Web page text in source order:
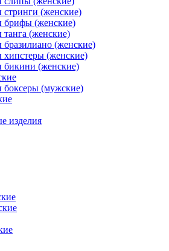
стринги (женские)
брифы (женские)
танга (женские)
бразилиано (женские)
хипстеры (женские)
бикини (женские)
боксеры (мужские)
изделия